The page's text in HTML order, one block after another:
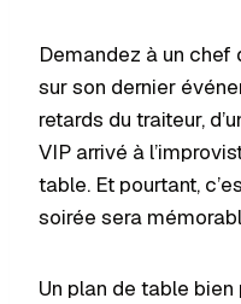
Demandez à un chef
sur son dernier
retards du traiteur,
VIP arrivé à
table. Et pourtant,
soirée sera
Un plan de table bien